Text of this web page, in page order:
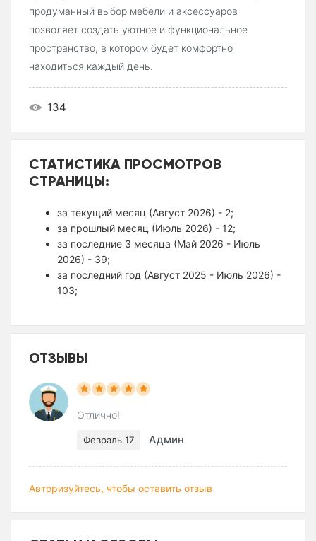
продуманный выбор мебели и аксессуаров
позволяет создать уютное и функциональное
пространство, в котором будет комфортно
находиться каждый день.
134
СТАТИСТИКА ПРОСМОТРОВ
СТРАНИЦЫ:
за текущий месяц (Август 2026) - 2;
за прошлый месяц (Июль 2026) - 12;
за последние 3 месяца (Май 2026 - Июль
2026) - 39;
за последний год (Август 2025 - Июль 2026) -
103;
ОТЗЫВЫ
Отлично!
Февраль 17 Админ
Авторизуйтесь, чтобы оставить отзыв